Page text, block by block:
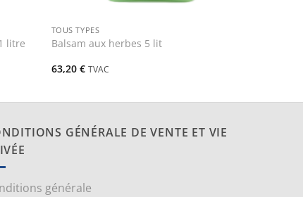
litre
TOUS TYPES
Balsam aux herbes 5 lit
63,20 € TVAC
GÉNÉRALE DE VENTE ET VIE
générale